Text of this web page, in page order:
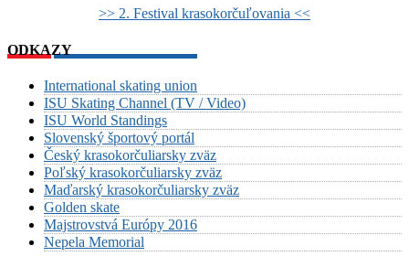
>> 2. Festival krasokorčuľovania <<
ODKAZY
International skating union
ISU Skating Channel (TV / Video)
ISU World Standings
Slovenský športový portál
Český krasokorčuliarsky zväz
Poľský krasokorčuliarsky zväz
Maďarský krasokorčuliarsky zväz
Golden skate
Majstrovstvá Európy 2016
Nepela Memorial